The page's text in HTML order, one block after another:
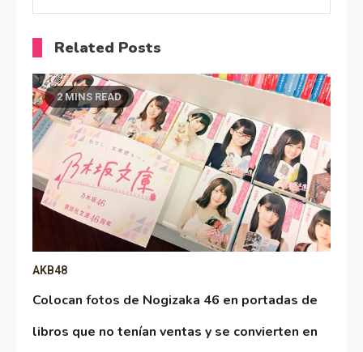
Related Posts
2 MINS READ
AKB48
Colocan fotos de Nogizaka 46 en portadas de
libros que no tenían ventas y se convierten en